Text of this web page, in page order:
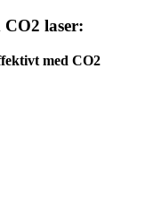
CO2 laser:
med CO2